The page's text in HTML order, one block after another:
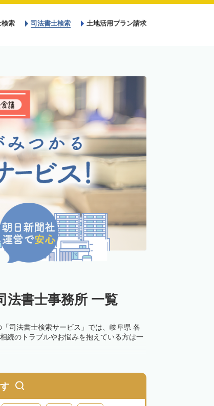
検索 司法書士検索 土地活用プラン請求
法書士事務所 一覧
司法書士検索サービス」では、岐阜県 各
続のトラブルやお悩みを抱えている方は一